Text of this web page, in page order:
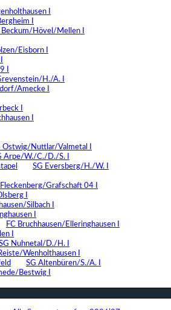
I
I
Beckum/Hövel/Mellen I
Eisborn I
I
H./A. I
Amecke I
I
I
Ostwig/Nuttlar/Valmetal I
Arpe/W./C./D./S. I
SG Eversberg/H./W. I
Fleckenberg/Grafschaft 04 I
I
Silbach I
I
FC Bruchhausen/Elleringhausen I
I
Nuhnetal/D./H. I
Wenholthausen I
SG Altenbüren/S./A. I
Bestwig I